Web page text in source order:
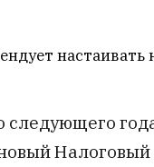
настаивать
следующего
Налоговый